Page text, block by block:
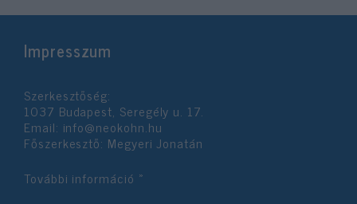
Impresszum
Szerkesztőség:
1037 Budapest, Seregély u. 17.
Email: info@neokohn.hu
Főszerkesztő: Megyeri Jonatán
További információ »